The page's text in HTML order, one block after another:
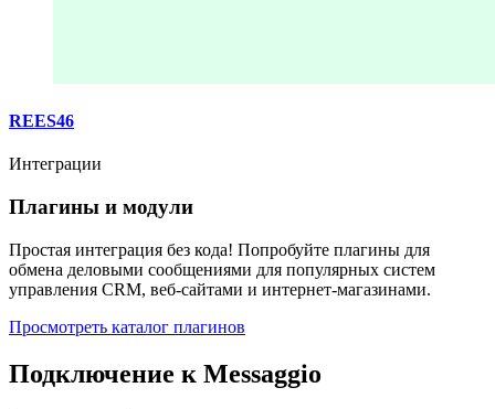
REES46
Интеграции
Плагины и модули
Простая интеграция без кода! Попробуйте плагины для
обмена деловыми сообщениями для популярных систем
управления CRM, веб-сайтами и интернет-магазинами.
Просмотреть каталог плагинов
Подключение к Messaggio